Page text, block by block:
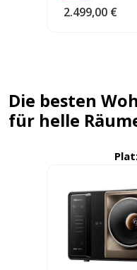
2.499,00 €
Die besten
für helle